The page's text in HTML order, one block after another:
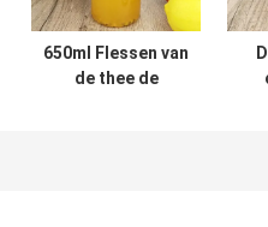
650ml Flessen van
de thee de